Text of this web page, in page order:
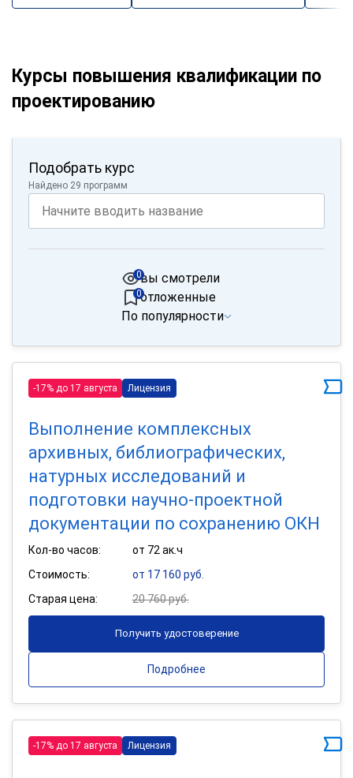
Курсы повышения квалификации по
проектированию
Подобрать курс
Найдено 29 программ
вы смотрели
0
отложенные
0
По популярности
-17% до 17 августа Лицензия
Выполнение комплексных
архивных, библиографических,
натурных исследований и
подготовки научно-проектной
документации по сохранению ОКН
Кол-во часов:
от 72 ак.ч
Стоимость:
от 17 160 руб.
Старая цена:
20 760 руб.
Получить удостоверение
Подробнее
-17% до 17 августа Лицензия